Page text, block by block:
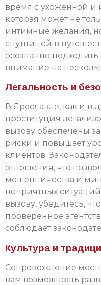
время с ухоженной и
которая может не
интимные желания,
спутницей в
осознанно
внимание на
Легальность и
В Ярославле, как и в
проституция
вызову обеспечены
риски и повышает
клиентов.
отношения, что
мошенничества и
неприятных
вызову, убедитесь,
проверенное
соблюдает
Культура и
Сопровождение
вам возможность